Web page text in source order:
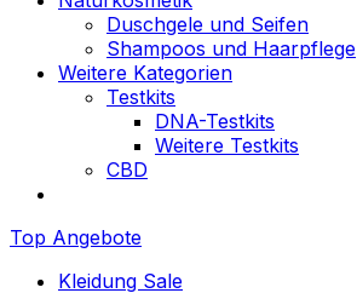
Duschgele und Seifen
Shampoos und Haarpflege
Weitere Kategorien
Testkits
DNA-Testkits
Weitere Testkits
CBD
Top Angebote
Kleidung Sale